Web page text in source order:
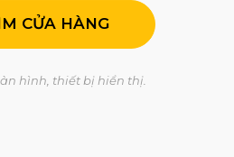
CỬA HÀNG
hình, thiết bị hiển thị.